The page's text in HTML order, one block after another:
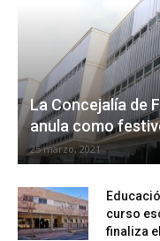
La Concejalía de
anula como
25 marzo, 2021
curso
finaliza